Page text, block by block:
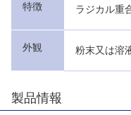
特徴 ラジカル
外観 粉末又は溶
製品情報